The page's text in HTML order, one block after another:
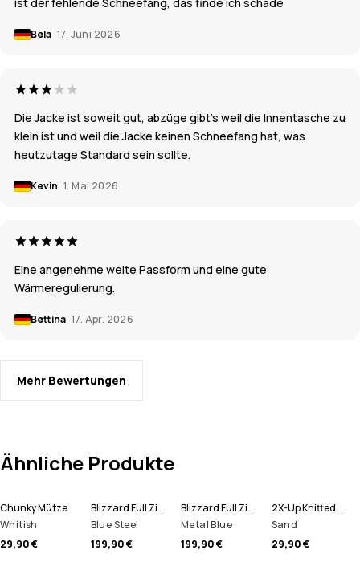
Bela 17. Juni 2026
Die Jacke ist soweit gut, abzüge gibt's weil die Innentasche zu
klein ist und weil die Jacke keinen Schneefang hat, was
heutzutage Standard sein sollte.
Kevin 1. Mai 2026
Eine angenehme weite Passform und eine gute
Wärmeregulierung.
Bettina 17. Apr. 2026
Mehr Bewertungen
Ähnliche Produkte
Chunky Mütze
Whitish
29,90 €
Blizzard Full Zip Snowboardjacke Herren
Blue Steel
199,90 €
Blizzard Full Zip Skijacke Herren
Metal Blue
199,90 €
2X-Up Knitted Schlauchtuch
Sand
29,90 €